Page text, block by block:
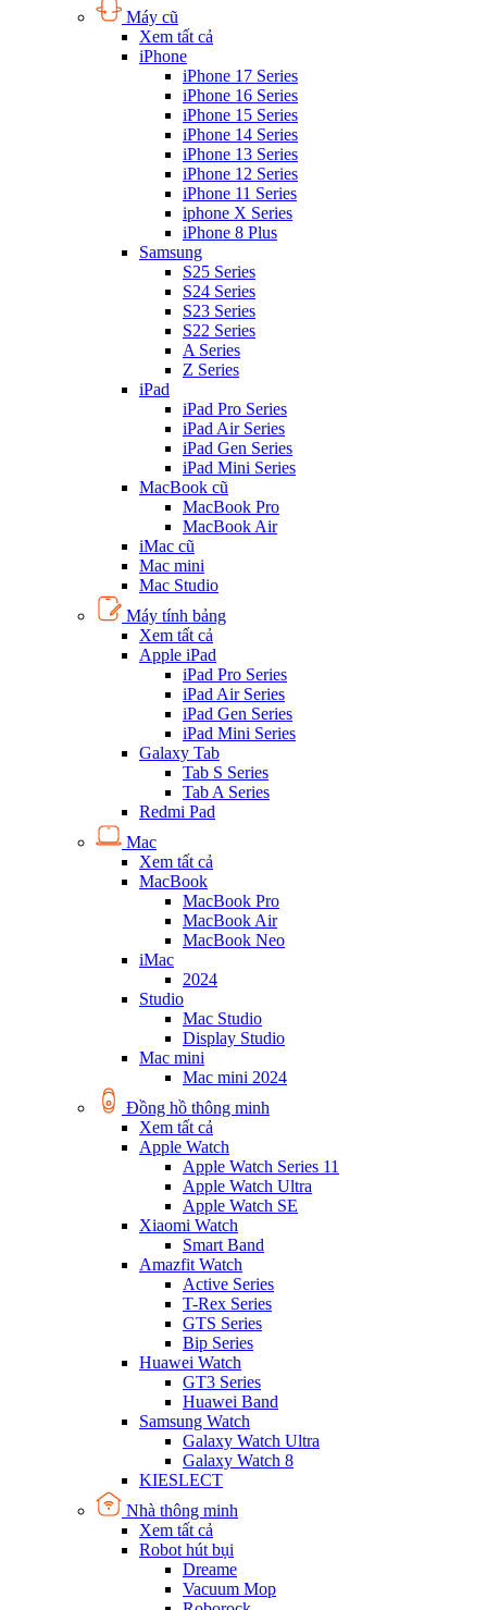
Máy cũ
Xem tất cả
iPhone
iPhone 17 Series
iPhone 16 Series
iPhone 15 Series
iPhone 14 Series
iPhone 13 Series
iPhone 12 Series
iPhone 11 Series
iphone X Series
iPhone 8 Plus
Samsung
S25 Series
S24 Series
S23 Series
S22 Series
A Series
Z Series
iPad
iPad Pro Series
iPad Air Series
iPad Gen Series
iPad Mini Series
MacBook cũ
MacBook Pro
MacBook Air
iMac cũ
Mac mini
Mac Studio
Máy tính bảng
Xem tất cả
Apple iPad
iPad Pro Series
iPad Air Series
iPad Gen Series
iPad Mini Series
Galaxy Tab
Tab S Series
Tab A Series
Redmi Pad
Mac
Xem tất cả
MacBook
MacBook Pro
MacBook Air
MacBook Neo
iMac
2024
Studio
Mac Studio
Display Studio
Mac mini
Mac mini 2024
Đồng hồ thông minh
Xem tất cả
Apple Watch
Apple Watch Series 11
Apple Watch Ultra
Apple Watch SE
Xiaomi Watch
Smart Band
Amazfit Watch
Active Series
T-Rex Series
GTS Series
Bip Series
Huawei Watch
GT3 Series
Huawei Band
Samsung Watch
Galaxy Watch Ultra
Galaxy Watch 8
KIESLECT
Nhà thông minh
Xem tất cả
Robot hút bụi
Dreame
Vacuum Mop